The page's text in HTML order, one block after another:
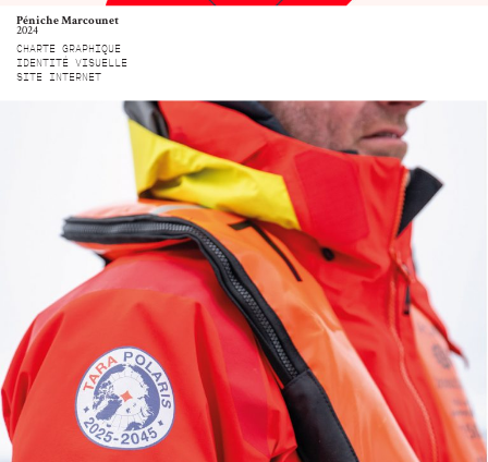
Péniche Marcounet
2024
CHARTE GRAPHIQUE
IDENTITÉ VISUELLE
SITE INTERNET